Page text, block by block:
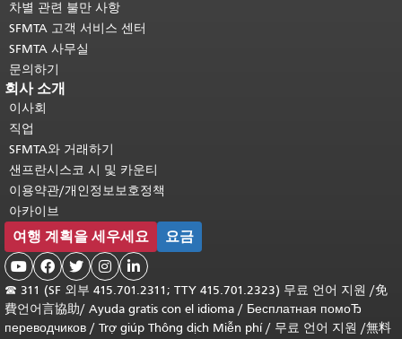
차별 관련 불만 사항
SFMTA 고객 서비스 센터
SFMTA 사무실
문의하기
회사 소개
이사회
직업
SFMTA와 거래하기
샌프란시스코 시 및 카운티
이용약관/개인정보보호정책
아카이브
여행 계획을 세우세요 요금
    
☎ 311 (SF 외부 415.701.2311; TTY 415.701.2323) 무료 언어 지원 /免
費언어言協助/ Ayuda gratis con el idioma / Бесплатная помоЂ
переводчиков / Trợ giúp Thông dịch Miễn phí/ 무료 언어 지원 /無料